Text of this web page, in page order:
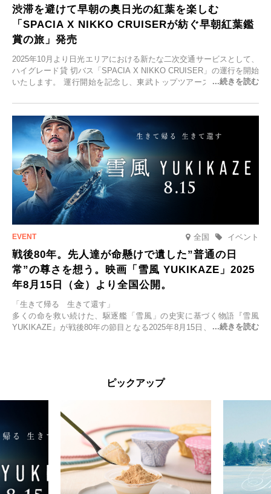
渋滞を避けて早朝の奥日光の紅葉を楽しむ
「SPACIA X NIKKO CRUISERが紡ぐ早朝紅葉鑑
賞の旅」発売
2025年10月より日光エリアにおける新たな二次交通サービスとして、
ハイグレード貸 切バス「SPACIA X NIKKO CRUISER」の運行を開始
いたします。 運行開始を記念し、東武トップツアーズ株式会社では
2025年9月12日(金)より発売いたします。
全国 イベント
戦後80年。先人達が命懸けで遺した”普通の日
常”の尊さを想う。映画「雪風 YUKIKAZE」2025
年8月15日（金）より全国公開。
「生きて帰る 生きて還す」
多くの命を救い続けた、駆逐艦「雪風」の史実に基づく物語『雪風
YUKIKAZE』が戦後80年の節目となる2025年8月15日、全国公開され
くの仲間の命を救い帰還させ、戦後まで生き抜き「幸運艦」と呼ばれ
主演は「雪風」の艦長・寺澤一利を演じる竹野内豊。先任伍長・早瀬
幸平を玉木宏が演じるほか、奥平大兼、田中麗奈、石丸幹二、益岡徹
など実力派俳優が共演。そして戦艦大和と運命を共にした帝国海軍・
第二艦隊司令長官、伊藤整一を中井貴一が圧倒的な存在感で演じ切
る。
ピックアップ